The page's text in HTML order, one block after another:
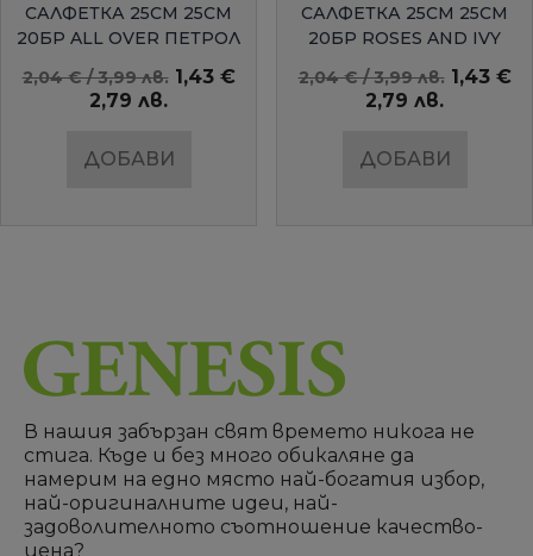
БЪРЗ ПРЕГЛЕД
САЛФЕТКА 25СМ 25СМ
20БР ALL OVER ПЕТРОЛ
2,04 € / 3,99 лв. 1,43 €
2,79 лв.
ДОБАВИ
БЪРЗ ПРЕГЛЕД
САЛФЕТКА 25СМ 25СМ
20БР ROSES AND IVY
AMBIENTE
2,04 € / 3,99 лв. 1,43 €
2,79 лв.
ДОБАВИ
В нашия забързан свят времето никога не
стига. Къде и без много обикаляне да
намерим на едно място най-богатия избор,
най-оригиналните идеи, най-
задоволителното съотношение качество-
цена?